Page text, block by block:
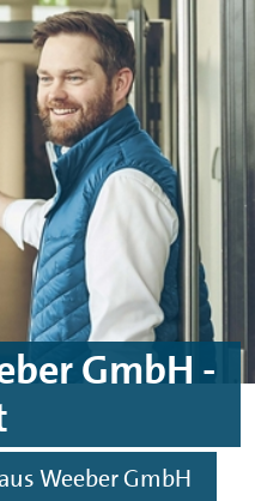
GmbH -
Weeber GmbH